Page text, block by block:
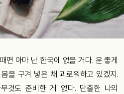
면 아마 난 한국에 없을 거다. 운 좋게
을 구겨 넣은 채 괴로워하고 있겠지.
것도 준비한 게 없다. 단출한 나의